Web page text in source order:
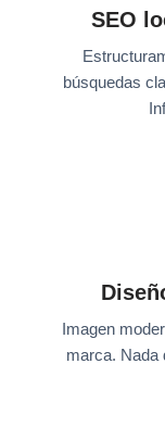
SEO
búsquedas
Imagen
marca. Nada